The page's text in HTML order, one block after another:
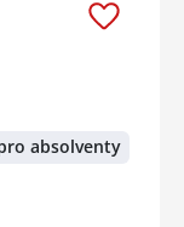
absolventy